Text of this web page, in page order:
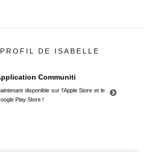
DE ISABELLE
Communiti
disponible sur l'Apple Store et le
Play Store !